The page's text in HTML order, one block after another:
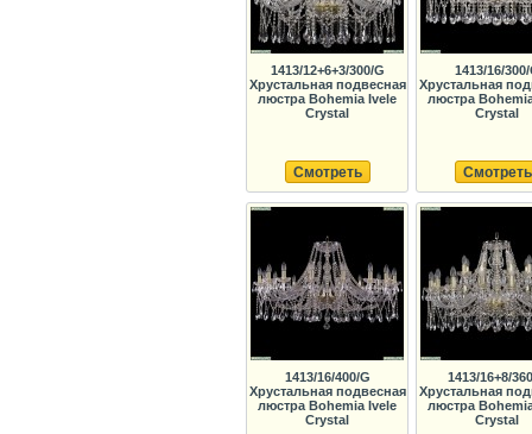
1413/12+6+3/300/G
Хрустальная подвесная
люстра Bohemia Ivele
Crystal
Смотреть
1413/16/300/
Хрустальная
люстра
Crystal
Смотреть
1413/16/400/G
Хрустальная подвесная
люстра Bohemia Ivele
Crystal
1413/16+8/
Хрустальная
люстра
Crystal